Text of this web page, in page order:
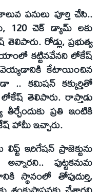
పనులు పూర్తి చేసి..
120 చెక్ డ్యామ్ లకు
రోడ్లు, ప్రభుత్వ
కట్టినవేనని లోకేష్
వెయ్యడానికి కేటాయించిన
.. కమిషన్ కక్కుర్తితో
లోకేష్ తెలిపారు. రాప్తాడు
ప్రతి ఇంటికి
హామీ ఇచ్చారు.
ఇరిగేషన్ ప్రాజెక్టును
పుట్టకనుమ
స్థానంలో తోపుదుర్తి,